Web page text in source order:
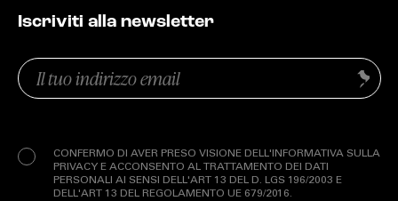
Iscriviti alla newsletter
Email
(Obbligatorio)
CONFERMO DI AVER PRESO VISIONE DELL'INFORMATIVA SULLA
PRIVACY E ACCONSENTO AL TRATTAMENTO DEI DATI
PERSONALI AI SENSI DELL'ART 13 DEL D. LGS 196/2003 E
DELL'ART 13 DEL REGOLAMENTO UE 679/2016.
Invia